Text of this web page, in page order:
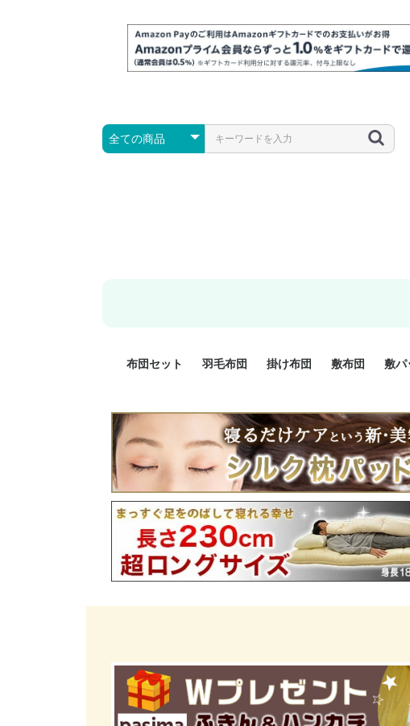
布団セット
羽毛布団セット 2点セット
3点セット
4点セット
5点セット
6点セット
エクセルゴールド
ロイヤルゴールド
マザーダックダウン
小さい布団セット
大きい布団セット
掛け布団セット 2点セット
3点セット
4点セット
6点セット
敷布団セット 2点セット
3点セット
羽毛布団
プレミアムゴールド
ロイヤルゴールド
エクセルゴールド
ニューゴールド
マザーダックダウン
マザーグースダウン
スーパーロングサイズ
洗える羽毛布団
肌掛け布団
掛け布団
防ダニ掛け布団
洗える掛け布団
小さい掛け布団
大きい掛け布団
肌掛け布団
敷布団
防ダニ敷布団
小さい敷布団
大きい敷布団
機能性敷布団
敷パ
シ
小
大
シ
枕
シ
除
接
暖
ガ
オ
ベ
パ